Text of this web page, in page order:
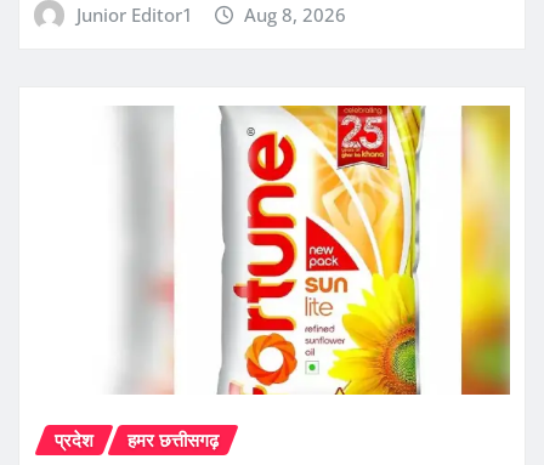
Junior Editor1 Aug 8, 2026
प्रदेश हमर छत्तीसगढ़